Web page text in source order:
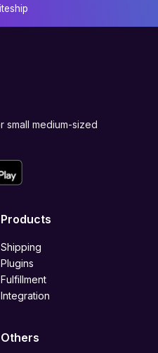
small medium-sized
Products
Shipping
Plugins
Fulfillment
Integration
Others